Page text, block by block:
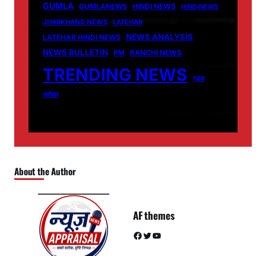
GUMLA GUMLANEWS HINDI NEWS
HINDINEWS
JHARKHAND NEWS
LATEHAR
LATEHAR HINDI NEWS
NEWS ANALYSIS
NEWS BULLETIN PM RANCHI NEWS
TRENDING NEWS
गढ़वा
लातेहार
About the Author
AF themes
Facebook Twitter YouTube